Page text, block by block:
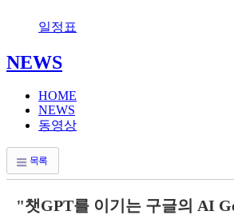
일정표
NEWS
HOME
NEWS
동영상
목록
"챗GPT를 이기는 구글의 AI